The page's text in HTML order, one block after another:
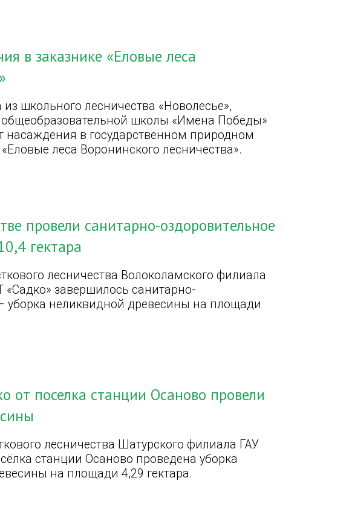
в заказнике «Еловые леса
школьного лесничества «Новолесье»,
общеобразовательной школы «Имена Победы»
насаждения в государственном природном
леса Воронинского лесничества».
провели санитарно-оздоровительное
гектара
лесничества Волоколамского филиала
завершилось санитарно-
уборка неликвидной древесины на площади
от поселка станции Осаново провели
лесничества Шатурского филиала ГАУ
станции Осаново проведена уборка
на площади 4,29 гектара.